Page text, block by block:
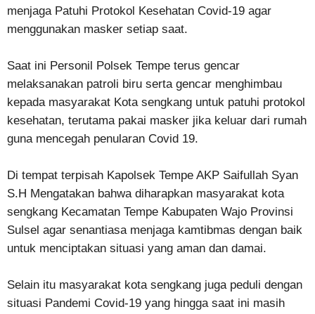
menjaga Patuhi Protokol Kesehatan Covid-19 agar
menggunakan masker setiap saat.
Saat ini Personil Polsek Tempe terus gencar
melaksanakan patroli biru serta gencar menghimbau
kepada masyarakat Kota sengkang untuk patuhi protokol
kesehatan, terutama pakai masker jika keluar dari rumah
guna mencegah penularan Covid 19.
Di tempat terpisah Kapolsek Tempe AKP Saifullah Syan
S.H Mengatakan bahwa diharapkan masyarakat kota
sengkang Kecamatan Tempe Kabupaten Wajo Provinsi
Sulsel agar senantiasa menjaga kamtibmas dengan baik
untuk menciptakan situasi yang aman dan damai.
Selain itu masyarakat kota sengkang juga peduli dengan
situasi Pandemi Covid-19 yang hingga saat ini masih